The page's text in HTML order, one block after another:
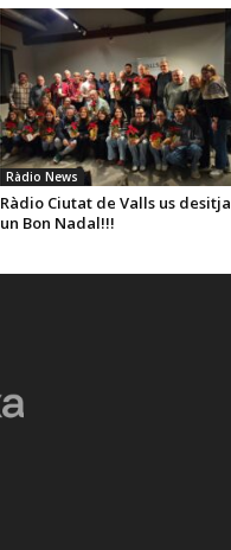
Ràdio News
Ràdio Ciutat de Valls us desitja
un Bon Nadal!!!